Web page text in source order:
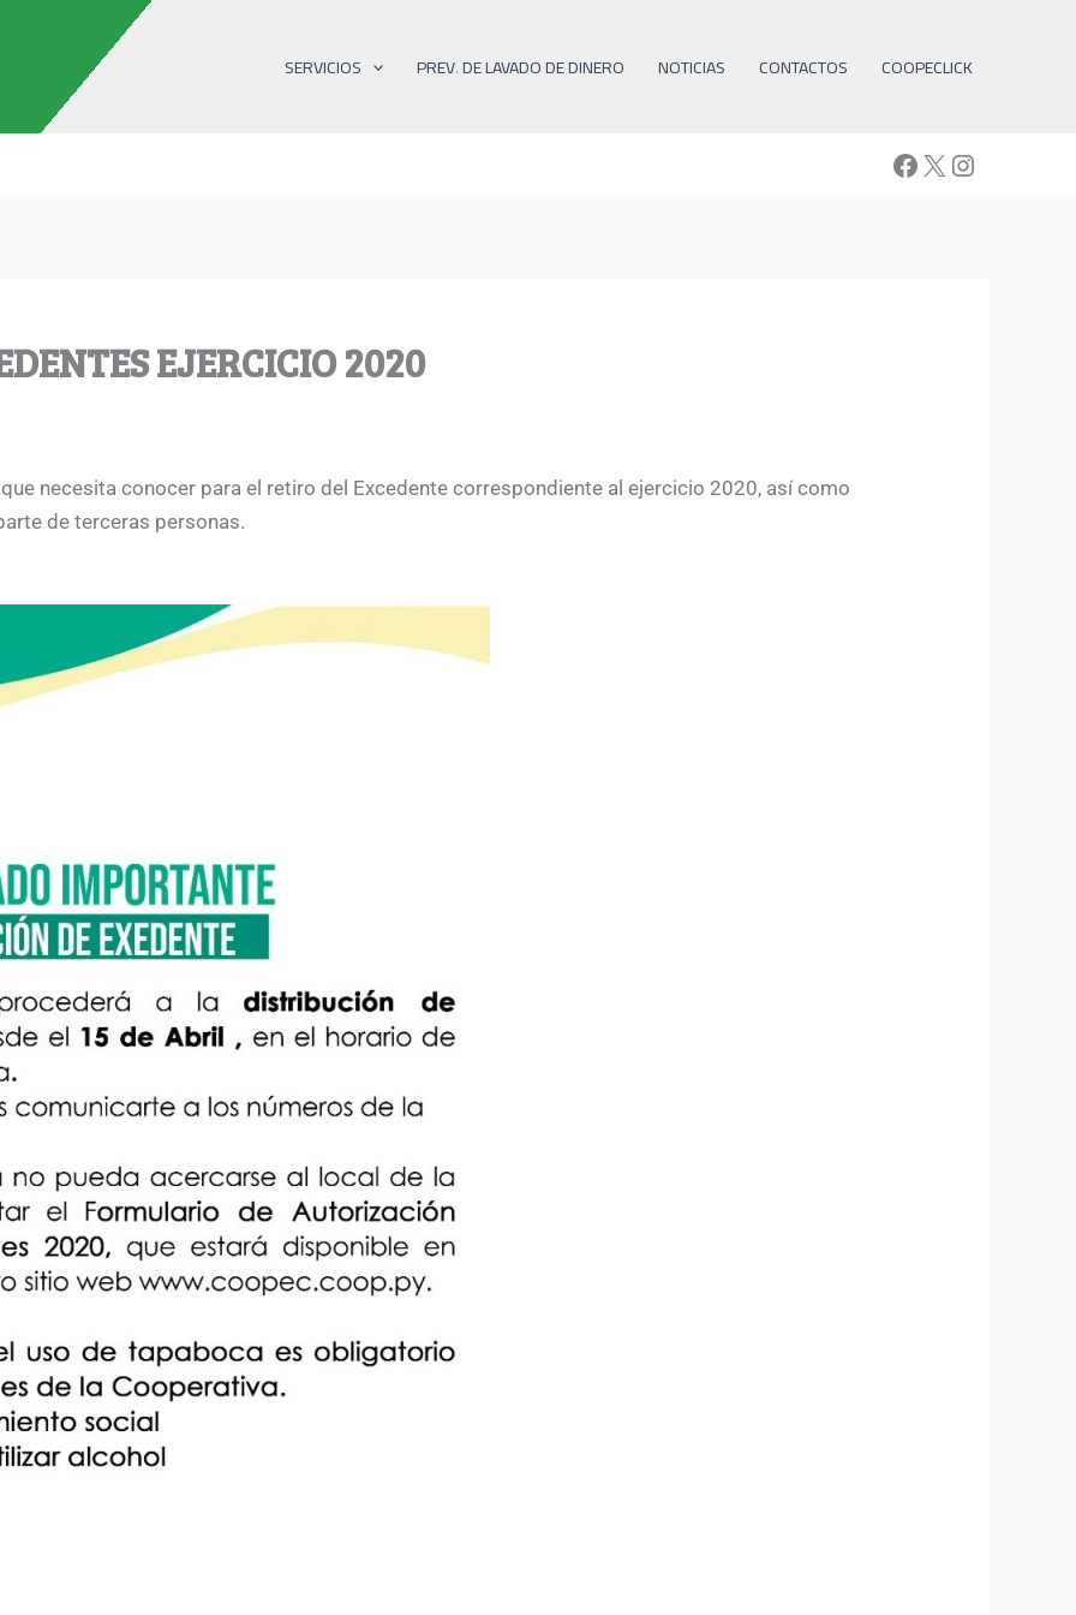
SERVICIOS PREV. DE LAVADO DE DINERO NOTICIAS CONTACTOS COOPECLICK
EJERCICIO 2020
necesita conocer para el retiro del Excedente correspondiente al ejercicio 2020, así como
de terceras personas.